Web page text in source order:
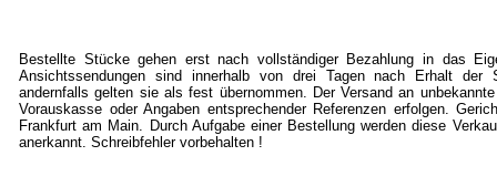
Bestellte Stücke gehen erst nach vollständiger Bezahlung in das
Ansichtssendungen sind innerhalb von drei Tagen nach Erhalt der
andernfalls gelten sie als fest übernommen. Der Versand an
Vorauskasse oder Angaben entsprechender Referenzen erfolgen.
Frankfurt am Main. Durch Aufgabe einer Bestellung werden diese
anerkannt. Schreibfehler vorbehalten !